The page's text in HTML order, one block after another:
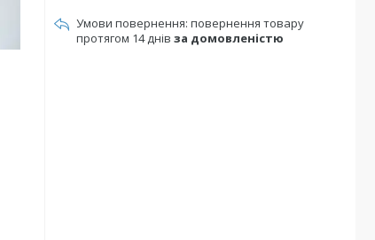
повернення товару
протягом 14 днів за домовленістю